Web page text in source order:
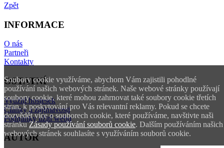
Soubory cookie využíváme, abychom Vám zajistili pohodlné
používání našich webových stránek. Naše webové stránky používají
soubory cookie, které mohou zahrnovat také soubory cookie třetích
stran, k poskytování pro Vás relevantní reklamy. Pokud se chcete
dozvědět více o souborech cookie, které používáme, navštivte naši
stránkuZásady používání souborů cookie. Dalším používáním našich
webových stránek souhlasíte s využíváním souborů cookie.
Zpět
INFORMACE
O nás
Partneři
Kontakty
OSTATNÍ
Využití hostesek
Články a zajímavosti
Podmínky užití webu
AUTOR